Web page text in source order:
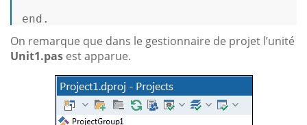
end.
On remarque que dans le gestionnaire de projet l’unité
Unit1.pas est apparue.